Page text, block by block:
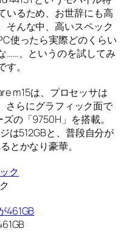
いるため、お世辞にも高
そんな中、高いスペック
使ったら実際どのくらい
……、というのを試してみ
。
m15は、プロセッサは
さらにグラフィック面で
の「9750H」を搭載。
は512GBと、普段自分が
とかなり豪華。